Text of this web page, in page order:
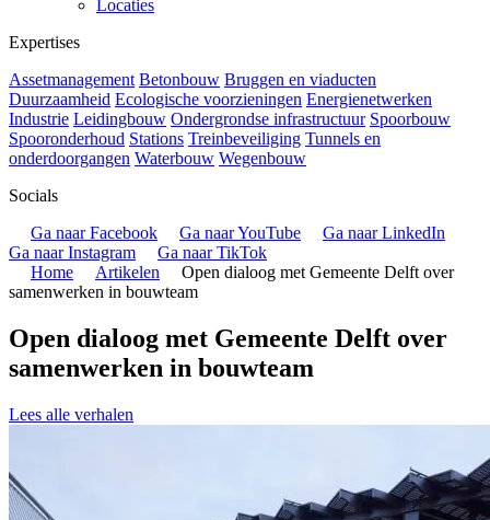
Locaties
Expertises
Assetmanagement Betonbouw Bruggen en viaducten
Duurzaamheid Ecologische voorzieningen Energienetwerken
Industrie Leidingbouw Ondergrondse infrastructuur Spoorbouw
Spooronderhoud Stations Treinbeveiliging Tunnels en
onderdoorgangen Waterbouw Wegenbouw
Socials
Ga naar Facebook
Ga naar YouTube
Ga naar LinkedIn
Ga naar Instagram
Ga naar TikTok
Home
Artikelen
Open dialoog met Gemeente Delft over
samenwerken in bouwteam
Open dialoog met Gemeente Delft over
samenwerken in bouwteam
Lees alle verhalen